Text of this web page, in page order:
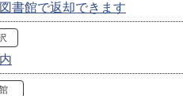
書館で返却できます